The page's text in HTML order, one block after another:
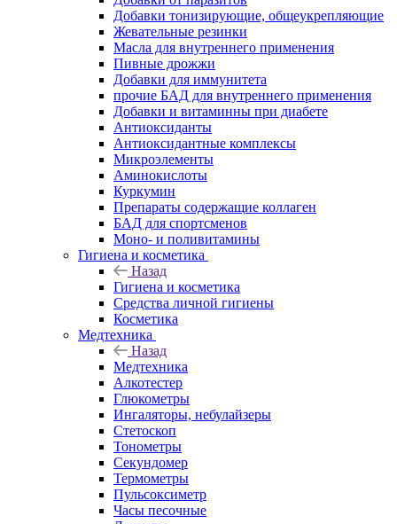
Добавки тонизирующие, общеукрепляющие
Жевательные резинки
Масла для внутреннего применения
Пивные дрожжи
Добавки для иммунитета
прочие БАД для внутреннего применения
Добавки и витаминны при диабете
Антиоксиданты
Антиоксидантные комплексы
Микроэлементы
Аминокислоты
Куркумин
Препараты содержащие коллаген
БАД для спортсменов
Моно- и поливитамины
Гигиена и косметика
Назад
Гигиена и косметика
Средства личной гигиены
Косметика
Медтехника
Назад
Медтехника
Алкотестер
Глюкометры
Ингаляторы, небулайзеры
Стетоскоп
Тонометры
Секундомер
Термометры
Пульсоксиметр
Часы песочные